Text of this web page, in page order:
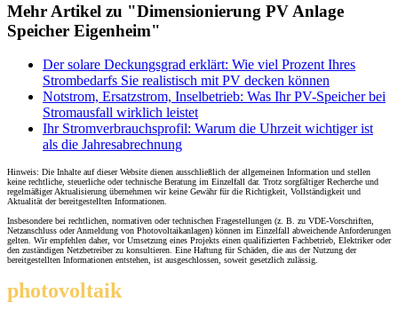
Mehr Artikel zu "Dimensionierung PV Anlage
Speicher Eigenheim"
Der solare Deckungsgrad erklärt: Wie viel Prozent Ihres
Strombedarfs Sie realistisch mit PV decken können
Notstrom, Ersatzstrom, Inselbetrieb: Was Ihr PV-Speicher bei
Stromausfall wirklich leistet
Ihr Stromverbrauchsprofil: Warum die Uhrzeit wichtiger ist
als die Jahresabrechnung
Hinweis: Die Inhalte auf dieser Website dienen ausschließlich der allgemeinen Information und stellen
keine rechtliche, steuerliche oder technische Beratung im Einzelfall dar. Trotz sorgfältiger Recherche und
regelmäßiger Aktualisierung übernehmen wir keine Gewähr für die Richtigkeit, Vollständigkeit und
Aktualität der bereitgestellten Informationen.
Insbesondere bei rechtlichen, normativen oder technischen Fragestellungen (z. B. zu VDE-Vorschriften,
Netzanschluss oder Anmeldung von Photovoltaikanlagen) können im Einzelfall abweichende Anforderungen
gelten. Wir empfehlen daher, vor Umsetzung eines Projekts einen qualifizierten Fachbetrieb, Elektriker oder
den zuständigen Netzbetreiber zu konsultieren. Eine Haftung für Schäden, die aus der Nutzung der
bereitgestellten Informationen entstehen, ist ausgeschlossen, soweit gesetzlich zulässig.
photovoltaik.info